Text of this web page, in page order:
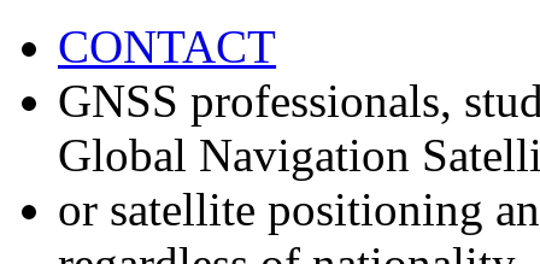
CONTACT
GNSS professionals,
Global Navigation
or satellite positioning